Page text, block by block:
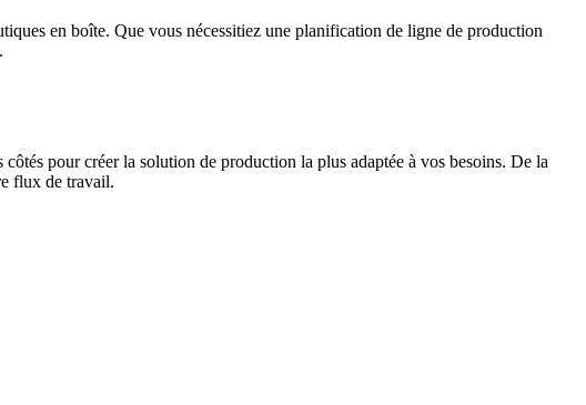
en boîte. Que vous nécessitiez une planification de ligne de production
pour créer la solution de production la plus adaptée à vos besoins. De la
flux de travail.